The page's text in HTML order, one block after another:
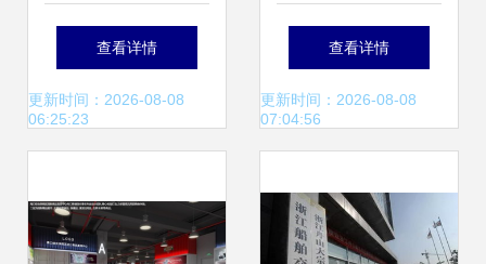
营综合保税区国际
商品展示交易中心
查看详情
更新时间：2026-08-08
06:25:23
购，西咸空港安奈
优让你一切无忧！
开启
查看详情
更新时间：2026-08-08
07:04:56